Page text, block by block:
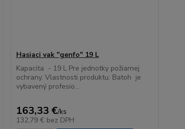
Hasiaci vak "genfo" 19 L
Kapacita - 19 L Pre jednotky požiarnej
ochrany. Vlastnosti produktu: Batoh je
vybavený profesio...
163,33 €/ks
132,79 € bez DPH